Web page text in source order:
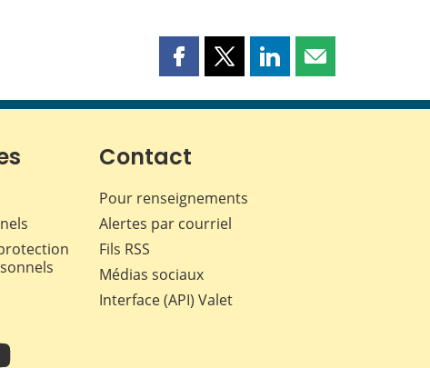
Partager
page
Facebook
Partager
page
Partager
page
Partager
page
Contact
Pour renseignements
Alertes par courriel
Fils RSS
Médias sociaux
Interface (API) Valet